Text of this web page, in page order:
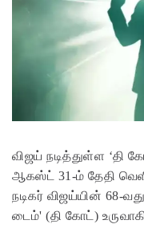
விஜய் நடித்துள்ள ‘தி
ஆகஸ்ட் 31-ம் தேதி
நடிகர் விஜய்யின் 68-
டைம்' (தி கோட்)